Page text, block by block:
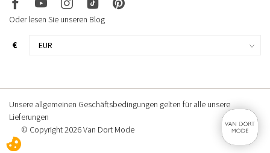
Oder lesen Sie unseren Blog
€
Unsere allgemeinen Geschäftsbedingungen gelten für alle unsere
Lieferungen
© Copyright 2026 Van Dort Mode